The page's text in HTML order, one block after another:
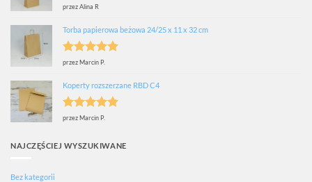
Oceniono
przez Alina R
Torba papierowa beżowa 24/25 x 11 x 32 cm
Oceniono
przez Marcin P.
Koperty rozszerzane RBD C4
Oceniono
przez Marcin P.
NAJCZĘŚCIEJ WYSZUKIWANE
Bez kategorii